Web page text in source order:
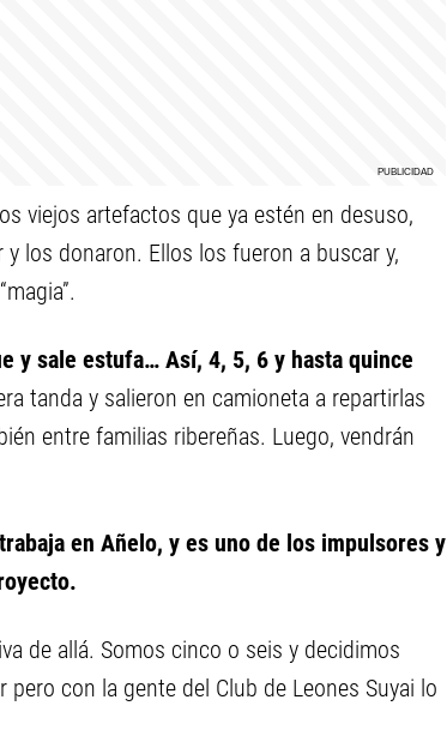
viejos artefactos que ya estén en desuso,
los donaron. Ellos los fueron a buscar y,
y sale estufa… Así, 4, 5, 6 y hasta quince
tanda y salieron en camioneta a repartirlas
entre familias ribereñas. Luego, vendrán
en Añelo, y es uno de los impulsores y
de allá. Somos cinco o seis y decidimos
con la gente del Club de Leones Suyai lo